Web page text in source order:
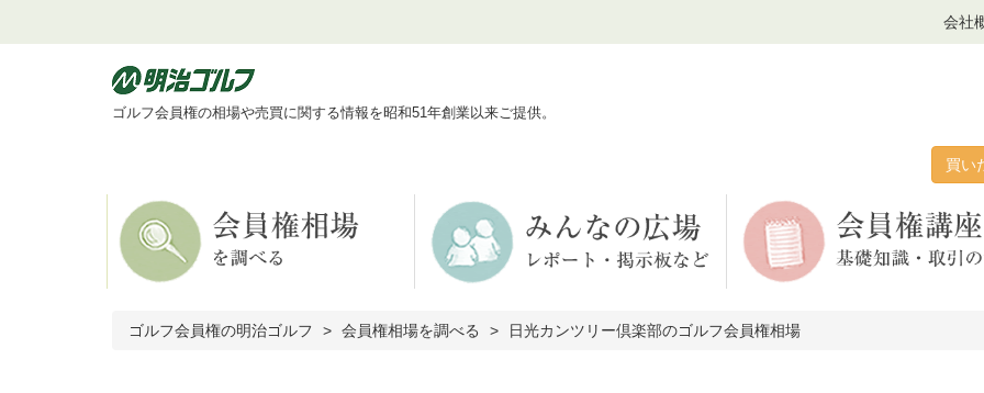
会社
ゴルフ会員権の相場や売買に関する情報を昭和51年創業以来ご提供。
買い
ゴルフ会員権の明治ゴルフ 会員権相場を調べる 日光カンツリー倶楽部のゴルフ会員権相場